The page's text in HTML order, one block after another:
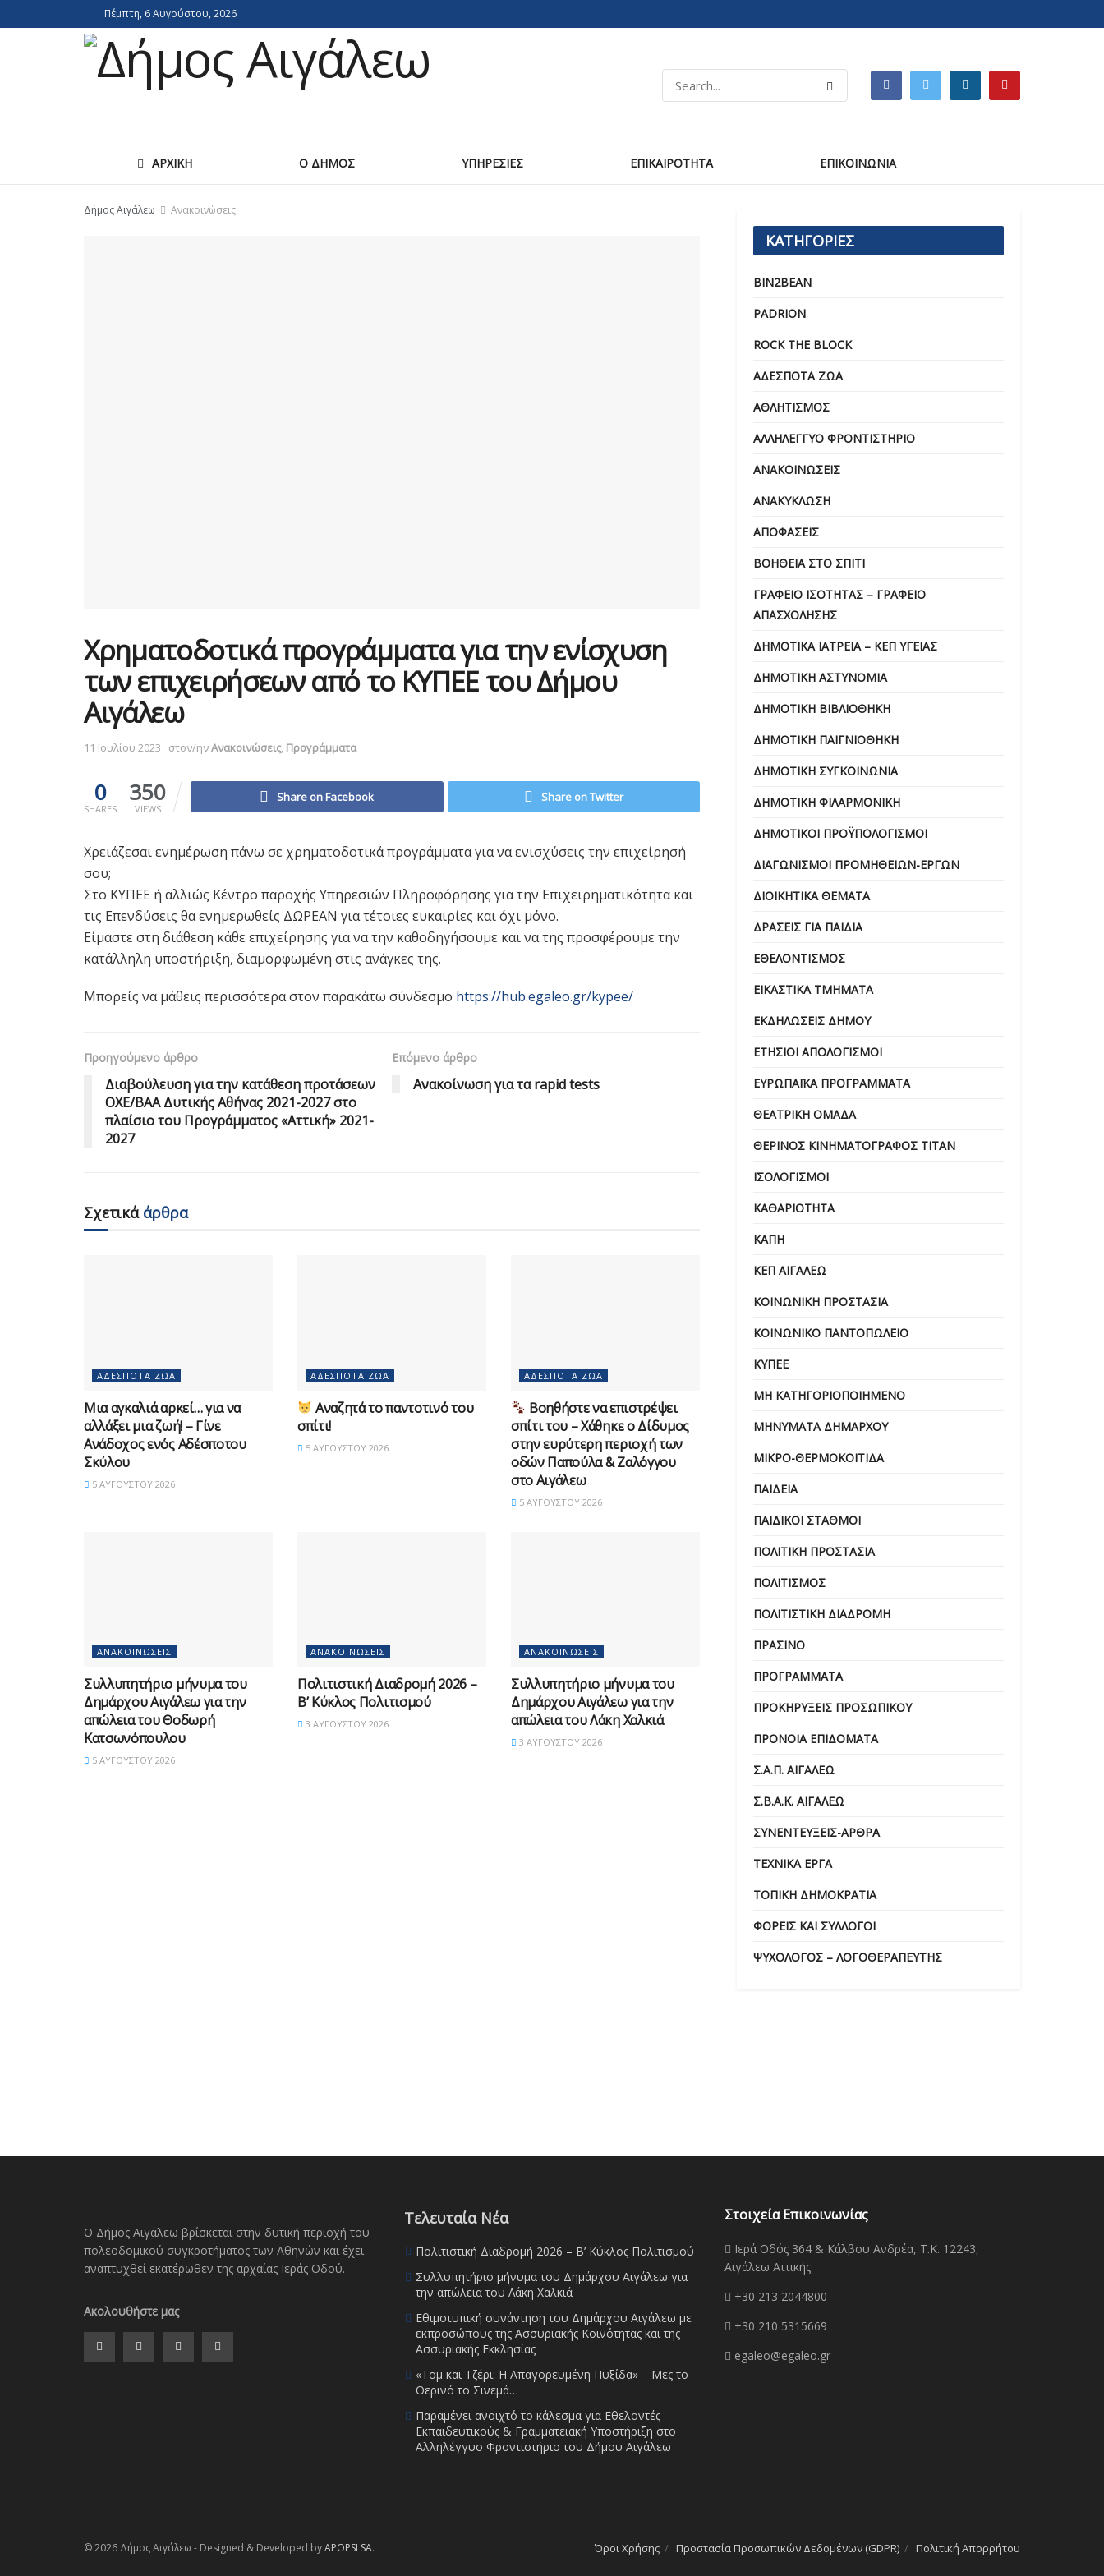
Πέμπτη, 6 Αυγούστου, 2026
ΑΡΧΙΚΗ Ο ΔΗΜΟΣ ΥΠΗΡΕΣΙΕΣ ΕΠΙΚΑΙΡΟΤΗΤΑ ΕΠΙΚΟΙΝΩΝΙΑ
Δήμος Αιγάλεω Ανακοινώσεις
Χρηματοδοτικά προγράμματα για την ενίσχυση
των επιχειρήσεων από το ΚΥΠΕΕ του Δήμου
Αιγάλεω
11 Ιουλίου 2023 στον/ηνΑνακοινώσεις, Προγράμματα
0
SHARES
350
VIEWS
Share on Facebook Share on Twitter
Χρειάζεσαι ενημέρωση πάνω σε χρηματοδοτικά προγράμματα για να ενισχύσεις την επιχείρησή
σου;
Στο ΚΥΠΕΕ ή αλλιώς Κέντρο παροχής Υπηρεσιών Πληροφόρησης για την Επιχειρηματικότητα και
τις Επενδύσεις θα ενημερωθείς ΔΩΡΕΑΝ για τέτοιες ευκαιρίες και όχι μόνο.
Είμαστε στη διάθεση κάθε επιχείρησης για να την καθοδηγήσουμε και να της προσφέρουμε την
κατάλληλη υποστήριξη, διαμορφωμένη στις ανάγκες της.
Μπορείς να μάθεις περισσότερα στον παρακάτω σύνδεσμο https://hub.egaleo.gr/kypee/
Προηγούμενο άρθρο
Διαβούλευση για την κατάθεση προτάσεων
ΟΧΕ/ΒΑΑ Δυτικής Αθήνας 2021-2027 στο
πλαίσιο του Προγράμματος «Αττική» 2021-
2027
Επόμενο άρθρο
Ανακοίνωση για τα rapid tests
Σχετικάάρθρα
ΑΔΈΣΠΟΤΑ ΖΏΑ
Μια αγκαλιά αρκεί… για να
αλλάξει μια ζωή! – Γίνε
Ανάδοχος ενός Αδέσποτου
Σκύλου
5 ΑΥΓΟΎΣΤΟΥ 2026
ΑΔΈΣΠΟΤΑ ΖΏΑ
Αναζητά το παντοτινό του
σπίτι!
5 ΑΥΓΟΎΣΤΟΥ 2026
ΑΔΈΣΠΟΤΑ ΖΏΑ
Βοηθήστε να επιστρέψει
σπίτι του – Χάθηκε ο Δίδυμος
στην ευρύτερη περιοχή των
οδών Παπούλα & Ζαλόγγου
στο Αιγάλεω
5 ΑΥΓΟΎΣΤΟΥ 2026
ΑΝΑΚΟΙΝΏΣΕΙΣ
Συλλυπητήριο μήνυμα του
Δημάρχου Αιγάλεω για την
απώλεια του Θοδωρή
Κατσωνόπουλου
5 ΑΥΓΟΎΣΤΟΥ 2026
ΑΝΑΚΟΙΝΏΣΕΙΣ
Πολιτιστική Διαδρομή 2026 –
Β’ Κύκλος Πολιτισμού
3 ΑΥΓΟΎΣΤΟΥ 2026
ΑΝΑΚΟΙΝΏΣΕΙΣ
Συλλυπητήριο μήνυμα του
Δημάρχου Αιγάλεω για την
απώλεια του Λάκη Χαλκιά
3 ΑΥΓΟΎΣΤΟΥ 2026
ΚΑΤΗΓΟΡΙΕΣ
BIN2BEAN
PADRION
ROCK THE BLOCK
ΑΔΈΣΠΟΤΑ ΖΏΑ
ΑΘΛΗΤΙΣΜΌΣ
ΑΛΛΗΛΈΓΓΥΟ ΦΡΟΝΤΙΣΤΉΡΙΟ
ΑΝΑΚΟΙΝΏΣΕΙΣ
ΑΝΑΚΎΚΛΩΣΗ
ΑΠΟΦΆΣΕΙΣ
ΒΟΉΘΕΙΑ ΣΤΟ ΣΠΊΤΙ
ΓΡΑΦΕΊΟ ΙΣΌΤΗΤΑΣ – ΓΡΑΦΕΊΟ
ΑΠΑΣΧΌΛΗΣΗΣ
ΔΗΜΟΤΙΚΆ ΙΑΤΡΕΊΑ – ΚΕΠ ΥΓΕΊΑΣ
ΔΗΜΟΤΙΚΉ ΑΣΤΥΝΟΜΊΑ
ΔΗΜΟΤΙΚΉ ΒΙΒΛΙΟΘΉΚΗ
ΔΗΜΟΤΙΚΉ ΠΑΙΓΝΙΟΘΉΚΗ
ΔΗΜΟΤΙΚΉ ΣΥΓΚΟΙΝΩΝΊΑ
ΔΗΜΟΤΙΚΉ ΦΙΛΑΡΜΟΝΙΚΉ
ΔΗΜΟΤΙΚΟΊ ΠΡΟΫΠΟΛΟΓΙΣΜΟΊ
ΔΙΑΓΩΝΙΣΜΟΊ ΠΡΟΜΗΘΕΙΏΝ-ΈΡΓΩΝ
ΔΙΟΙΚΗΤΙΚΆ ΘΈΜΑΤΑ
ΔΡΆΣΕΙΣ ΓΙΑ ΠΑΙΔΙΆ
ΕΘΕΛΟΝΤΙΣΜΌΣ
ΕΙΚΑΣΤΙΚΆ ΤΜΉΜΑΤΑ
ΕΚΔΗΛΏΣΕΙΣ ΔΉΜΟΥ
ΕΤΉΣΙΟΙ ΑΠΟΛΟΓΙΣΜΟΊ
ΕΥΡΩΠΑΪΚΆ ΠΡΟΓΡΆΜΜΑΤΑ
ΘΕΑΤΡΙΚΉ ΟΜΆΔΑ
ΘΕΡΙΝΌΣ ΚΙΝΗΜΑΤΟΓΡΆΦΟΣ ΤΙΤΑΝ
ΙΣΟΛΟΓΙΣΜΟΊ
ΚΑΘΑΡΙΌΤΗΤΑ
ΚΑΠΗ
ΚΕΠ ΑΙΓΆΛΕΩ
ΚΟΙΝΩΝΙΚΉ ΠΡΟΣΤΑΣΊΑ
ΚΟΙΝΩΝΙΚΌ ΠΑΝΤΟΠΩΛΕΊΟ
ΚΥΠΕΕ
ΜΗ ΚΑΤΗΓΟΡΙΟΠΟΙΗΜΈΝΟ
ΜΗΝΎΜΑΤΑ ΔΗΜΆΡΧΟΥ
ΜΙΚΡΟ-ΘΕΡΜΟΚΟΙΤΊΔΑ
ΠΑΙΔΕΊΑ
ΠΑΙΔΙΚΟΊ ΣΤΑΘΜΟΊ
ΠΟΛΙΤΙΚΉ ΠΡΟΣΤΑΣΊΑ
ΠΟΛΙΤΙΣΜΌΣ
ΠΟΛΙΤΙΣΤΙΚΉ ΔΙΑΔΡΟΜΉ
ΠΡΆΣΙΝΟ
ΠΡΟΓΡΆΜΜΑΤΑ
ΠΡΟΚΗΡΎΞΕΙΣ ΠΡΟΣΩΠΙΚΟΎ
ΠΡΌΝΟΙΑ ΕΠΙΔΌΜΑΤΑ
Σ.Α.Π. ΑΙΓΑΛΕΩ
Σ.Β.Α.Κ. ΑΙΓΑΛΕΩ
ΣΥΝΕΝΤΕΎΞΕΙΣ-ΆΡΘΡΑ
ΤΕΧΝΙΚΆ ΈΡΓΑ
ΤΟΠΙΚΉ ΔΗΜΟΚΡΑΤΊΑ
ΦΟΡΕΊΣ ΚΑΙ ΣΎΛΛΟΓΟΙ
ΨΥΧΟΛΌΓΟΣ – ΛΟΓΟΘΕΡΑΠΕΥΤΉΣ
Ο Δήμος Αιγάλεω βρίσκεται στην δυτική περιοχή του
πολεοδομικού συγκροτήματος των Αθηνών και έχει
αναπτυχθεί εκατέρωθεν της αρχαίας Ιεράς Οδού.
Ακολουθήστε μας
Τελευταία Νέα
Πολιτιστική Διαδρομή 2026 – Β’ Κύκλος Πολιτισμού
Συλλυπητήριο μήνυμα του Δημάρχου Αιγάλεω για
την απώλεια του Λάκη Χαλκιά
Εθιμοτυπική συνάντηση του Δημάρχου Αιγάλεω με
εκπροσώπους της Ασσυριακής Κοινότητας και της
Ασσυριακής Εκκλησίας
«Τομ και Τζέρι: Η Απαγορευμένη Πυξίδα» – Μες το
Θερινό το Σινεμά…
Παραμένει ανοιχτό το κάλεσμα για Εθελοντές
Εκπαιδευτικούς & Γραμματειακή Υποστήριξη στο
Αλληλέγγυο Φροντιστήριο του Δήμου Αιγάλεω
Στοιχεία Επικοινωνίας
Ιερά Οδός 364 & Κάλβου Ανδρέα, Τ.Κ. 12243,
Αιγάλεω Αττικής
+30 213 2044800
+30 210 5315669
egaleo@egaleo.gr
Όροι Χρήσης Προστασία Προσωπικών Δεδομένων (GDPR) Πολιτική Απορρήτου
© 2026 Δήμος Αιγάλεω - Designed & Developed byAPOPSI SA.